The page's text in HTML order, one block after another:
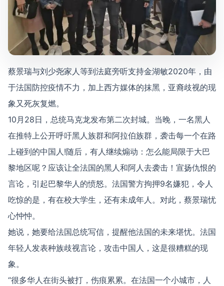
蔡景瑞与刘少尧家人等到法庭旁听支持金湖敏2020年，由
于法国防控疫情不力，加上西方媒体的抹黑，亚裔歧视的现
象又死灰复燃。
10月28日，总统马克龙发布第二次封城。当晚，一名黑人
在推特上公开呼吁黑人族群和阿拉伯族群，袭击每一个在路
上碰到的中国人!随后，有人继续煽动：怎么能局限于大巴
黎地区呢？应该让全法国的黑人和阿人去袭击！宣扬仇恨的
言论，引起巴黎华人的愤怒。法国警方拘押9名嫌犯，令人
吃惊的是，有在校大学生，还有未成年人。对此，蔡景瑞忧
心忡忡。
她说，她要给法国总统写信，提醒他法国的未来堪忧。法国
年轻人发表种族歧视言论，攻击中国人，这是很糟糕的现
象。
“很多华人在街头被打，伤痕累累。在法国一个小城市，人